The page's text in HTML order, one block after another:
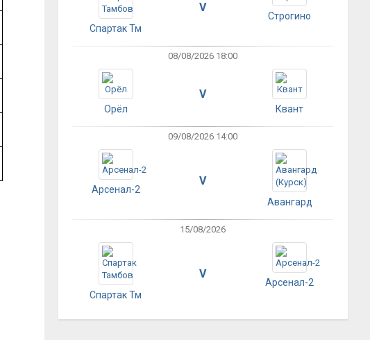
Спартак Тм
V
Строгино
08/08/2026 18:00
Орёл
V
Квант
09/08/2026 14:00
Арсенал-2
V
Авангард
15/08/2026
Спартак Тм
V
Арсенал-2